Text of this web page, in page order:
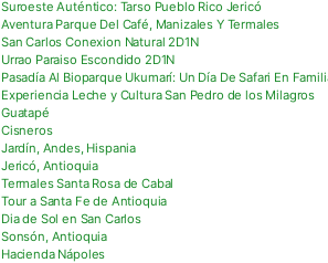
Suroeste Auténtico: Tarso Pueblo Rico Jericó
Aventura Parque Del Café, Manizales Y Termales
San Carlos Conexion Natural 2D1N
Urrao Paraiso Escondido 2D1N
Pasadía Al Bioparque Ukumarí: Un Día De Safari En
Experiencia Leche y Cultura San Pedro de los Milagros
Guatapé
Cisneros
Jardín, Andes, Hispania
Jericó, Antioquia
Termales Santa Rosa de Cabal
Tour a Santa Fe de Antioquia
Dia de Sol en San Carlos
Sonsón, Antioquia
Hacienda Nápoles